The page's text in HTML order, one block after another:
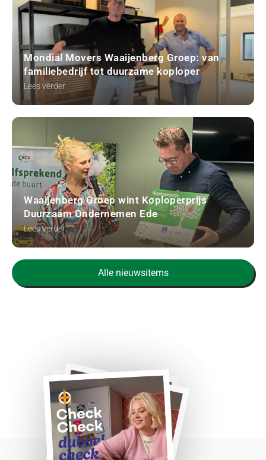
Mondial Movers Waaijenberg Groep: van
familiebedrijf tot duurzame koploper
Lees verder
Waaijenberg Groep wint Koploperprijs
Duurzaam Ondernemen Ede
Lees verder
Alle nieuwsitems